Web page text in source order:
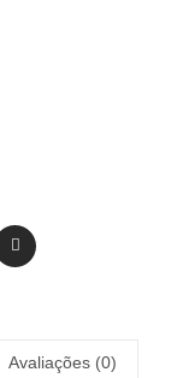
Avaliações (0)